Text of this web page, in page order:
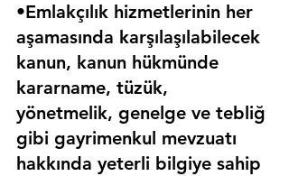
•Emlakçılık hizmetlerinin her
aşamasında karşılaşılabilecek
kanun, kanun hükmünde
kararname, tüzük,
yönetmelik, genelge ve tebliğ
gibi gayrimenkul mevzuatı
hakkında yeterli bilgiye sahip